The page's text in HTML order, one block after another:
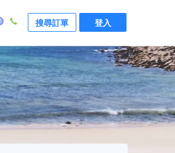
搜尋訂單 登入